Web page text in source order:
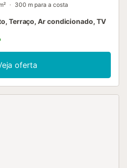
300 m para a costa
Terraço, Ar condicionado, TV
oferta